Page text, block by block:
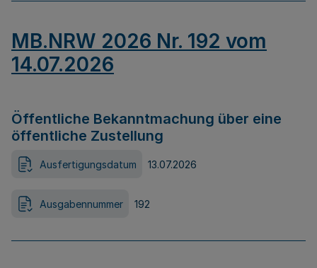
MB.NRW 2026 Nr. 192 vom
14.07.2026
Öffentliche Bekanntmachung über eine
öffentliche Zustellung
Ausfertigungsdatum 13.07.2026
Ausgabennummer 192